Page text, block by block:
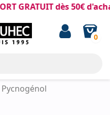
GRATUIT dès 50€
0
Pycnogénol